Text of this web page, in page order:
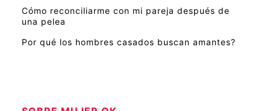
Cómo reconciliarme con mi pareja después de
una pelea
Por qué los hombres casados buscan amantes?